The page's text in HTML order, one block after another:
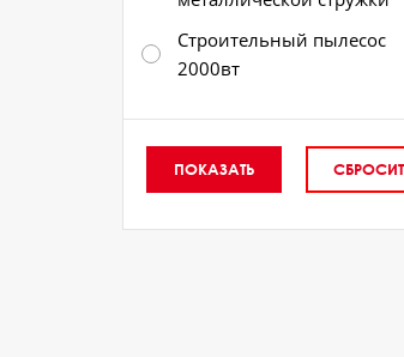
Строительный пылесос
2000вт